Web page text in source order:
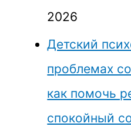
2026
Детский
проблемах
как помочь
спокойный